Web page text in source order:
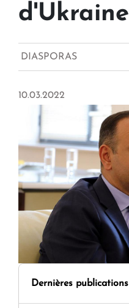
d'Ukraine
DIASPORAS
10.03.2022
Dernières publications